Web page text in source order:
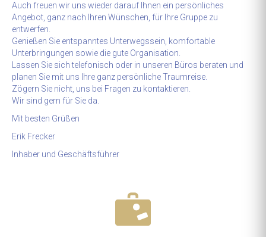
Auch freuen wir uns wieder darauf Ihnen ein persönliches
Angebot, ganz nach Ihren Wünschen, für Ihre Gruppe zu
entwerfen.
Genießen Sie entspanntes Unterwegssein, komfortable
Unterbringungen sowie die gute Organisation.
Lassen Sie sich telefonisch oder in unseren Büros beraten und
planen Sie mit uns Ihre ganz persönliche Traumreise.
Zögern Sie nicht, uns bei Fragen zu kontaktieren.
Wir sind gern für Sie da.
Mit besten Grüßen
Erik Frecker
Inhaber und Geschäftsführer